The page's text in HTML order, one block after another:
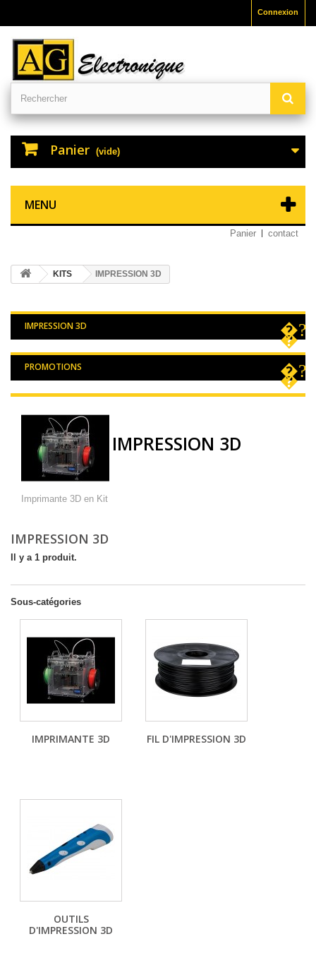
Connexion
Panier (vide)
MENU
Panier contact
KITS IMPRESSION 3D
IMPRESSION 3D
PROMOTIONS
IMPRESSION 3D
Imprimante 3D en Kit
IMPRESSION 3D
Il y a 1 produit.
Sous-catégories
IMPRIMANTE 3D FIL D'IMPRESSION 3D
OUTILS
D'IMPRESSION 3D